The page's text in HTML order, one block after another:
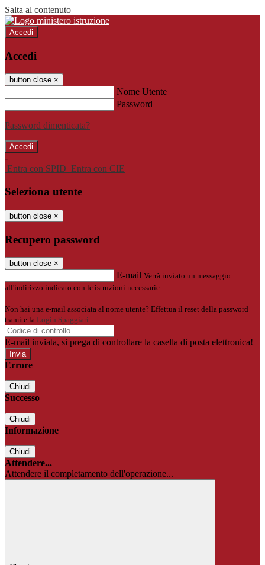
Salta al contenuto
Accedi
Accedi
button close ×
Nome Utente
Password
Password dimenticata?
-
Entra con SPID Entra con CIE
Seleziona utente
button close ×
Recupero password
button close ×
E-mail Verrà inviato un messaggio
all'indirizzo indicato con le istruzioni necessarie.
Non hai una e-mail associata al nome utente? Effettua il reset della password
tramite la Login Spaggiari
E-mail inviata, si prega di controllare la casella di posta elettronica!
Errore
Chiudi
Successo
Chiudi
Informazione
Chiudi
Attendere...
Attendere il completamento dell'operazione...